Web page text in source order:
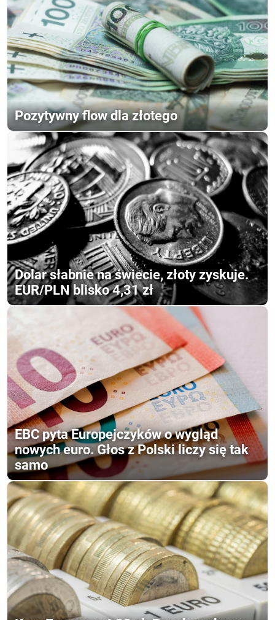
Pozytywny flow dla złotego
Dolar słabnie na świecie, złoty zyskuje.
EUR/PLN blisko 4,31 zł
EBC pyta Europejczyków o wygląd
nowych euro. Głos z Polski liczy się tak
samo